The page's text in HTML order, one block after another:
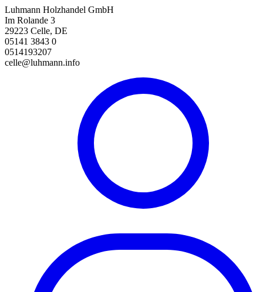
Luhmann Holzhandel GmbH
Im Rolande 3
29223 Celle, DE
05141 3843 0
0514193207
celle@luhmann.info